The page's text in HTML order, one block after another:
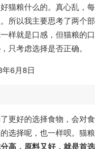
猫粮什么的。真心乱，
所以我主要思考了两个
样就是口感，但猫粮的
，只考虑选择是否正确。
6月8日
更好的选择食物，会对
选择呢，也一样呗。猫
高，原料又好，就是首选